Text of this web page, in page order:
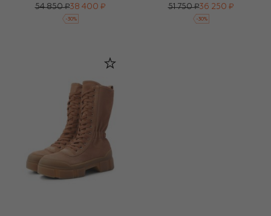
54 850 ₽38 400 ₽
-30%
51 750 ₽36 250 ₽
-30%